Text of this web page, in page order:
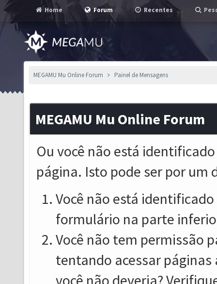
Home Forum Recentes
MEGAMU Mu Online Forum Painel de Mensagens
MEGAMU Mu Online Forum
Ou você não está
página. Isto pode ser por um
Você não está
formulário na parte
Você não tem permissão
tentando acessar
você não deveria?